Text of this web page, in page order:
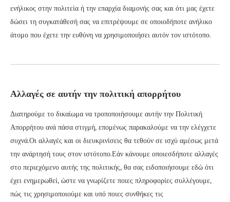
ενήλικος στην πολιτεία ή την επαρχία διαμονής σας και ότι μας έχετε
δώσει τη συγκατάθεσή σας να επιτρέψουμε σε οποιοδήποτε ανήλικο
άτομο που έχετε την ευθύνη να χρησιμοποιήσει αυτόν τον ιστότοπο.
Αλλαγές σε αυτήν την πολιτική απορρήτου
Διατηρούμε το δικαίωμα να τροποποιήσουμε αυτήν την Πολιτική
Απορρήτου ανά πάσα στιγμή, επομένως παρακαλούμε να την ελέγχετε
συχνά.Οι αλλαγές και οι διευκρινίσεις θα τεθούν σε ισχύ αμέσως μετά
την ανάρτησή τους στον ιστότοπο.Εάν κάνουμε οποιεσδήποτε αλλαγές
στο περιεχόμενο αυτής της πολιτικής, θα σας ειδοποιήσουμε εδώ ότι
έχει ενημερωθεί, ώστε να γνωρίζετε ποιες πληροφορίες συλλέγουμε,
πώς τις χρησιμοποιούμε και υπό ποιες συνθήκες τις